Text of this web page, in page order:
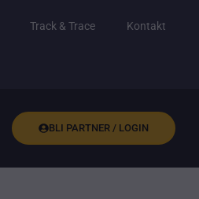
Track & Trace Kontakt
BLI PARTNER / LOGIN